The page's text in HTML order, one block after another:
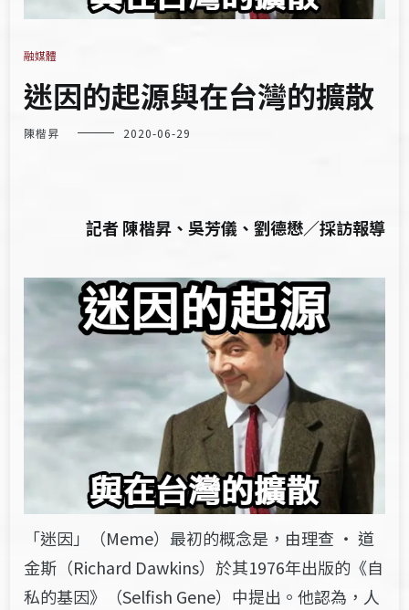
融媒體
迷因的起源與在台灣的擴散
陳楷昇 2020-06-29
記者 陳楷昇、吳芳儀、劉德懋／採訪報導
「迷因」（Meme）最初的概念是，由理查 ‧ 道
金斯（Richard Dawkins）於其1976年出版的《自
私的基因》（Selfish Gene）中提出。他認為，人